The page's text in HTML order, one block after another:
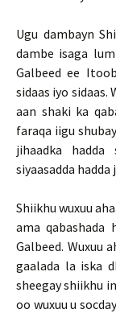
Ugu dambayn
dambe isaga
Galbeed ee
sidaas iyo sidaas.
aan shaki ka
faraqa iigu
jihaadka
siyaasadda hadda
Shiikhu wuxuu
ama qabashada
Galbeed. Wuxuu
gaalada la iska
sheegay shiikhu
oo wuxuu u